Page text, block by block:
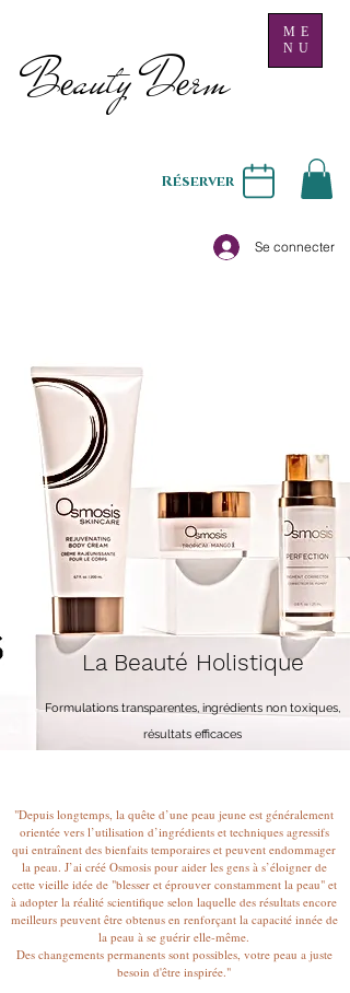
Beauty Derm
ME
NU
Se connecter
Réserver
La Beauté Holistique
Formulations transparentes, ingrédients non toxiques,
résultats efficaces
"Depuis longtemps, la quête d’une peau jeune est généralement
orientée vers l’utilisation d’ingrédients et techniques agressifs
qui entraînent des bienfaits temporaires et peuvent endommager
la peau. J’ai créé Osmosis pour aider les gens à s’éloigner de
cette vieille idée de "blesser et éprouver constamment la peau" et
à adopter la réalité scientifique selon laquelle des résultats encore
meilleurs peuvent être obtenus en renforçant la capacité innée de
la peau à se guérir elle-même.
Des changements permanents sont possibles, votre peau a juste
besoin d'être inspirée."